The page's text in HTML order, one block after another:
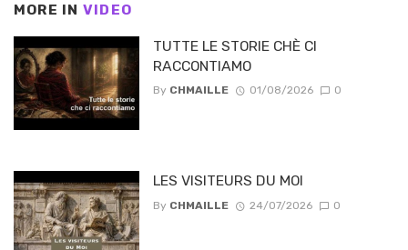
MORE IN VIDEO
TUTTE LE STORIE CHÈ CI
RACCONTIAMO
By CHMAILLE 01/08/2026 0
LES VISITEURS DU MOI
By CHMAILLE 24/07/2026 0